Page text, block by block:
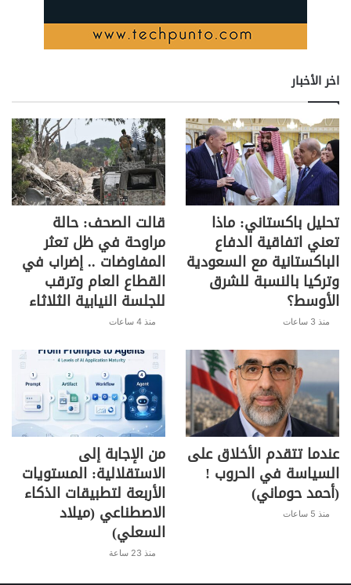
اخر الأخبار
تحليل باكستاني: ماذا
تعني اتفاقية الدفاع
الباكستانية مع السعودية
وتركيا بالنسبة للشرق
الأوسط؟
منذ 3 ساعات
قالت الصحف: حالة
مراوحة في ظل تعثر
المفاوضات .. إضراب في
القطاع العام وترقب
للجلسة النيابية الثلاثاء
منذ 4 ساعات
عندما تتقدم الأخلاق على
السياسة في الحروب !
(أحمد حوماني)
منذ 5 ساعات
من الإجابة إلى
الاستقلالية: المستويات
الأربعة لتطبيقات الذكاء
الاصطناعي (ميلاد
السعلي)
منذ 23 ساعة